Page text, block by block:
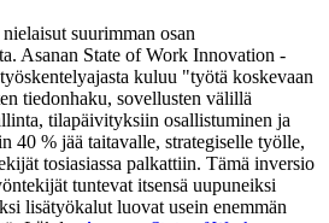
suurimman osan
Asanan State of Work Innovation -
kuluu "työtä koskevaan
tiedonhaku, sovellusten välillä
tilapäivityksiin osallistuminen ja
40 % jää taitavalle, strategiselle työlle,
tosiasiassa palkattiin. Tämä inversio
tuntevat itsensä uupuneiksi
lisätyökalut luovat usein enemmän